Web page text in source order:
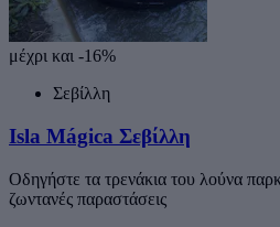
μέχρι και -16%
Σεβίλλη
Isla Mágica Σεβίλλη
Οδηγήστε τα τρενάκια του λούνα
ζωντανές παραστάσεις